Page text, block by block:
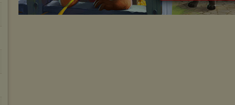
informację na ten temat znajdziesz pod adresem